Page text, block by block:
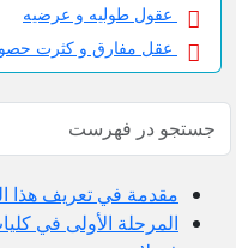
عقول طولیه و عرضیه
عقل مفارق و کثرت
مقدمة في تعريف هذا
المرحلة الأولى في